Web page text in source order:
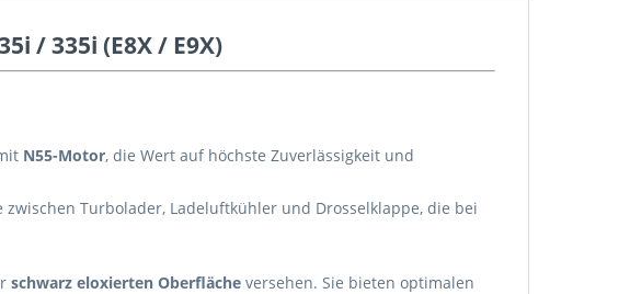
/ 335i (E8X / E9X)
N55-Motor, die Wert auf höchste Zuverlässigkeit und
Turbolader, Ladeluftkühler und Drosselklappe, die bei
schwarz eloxierten Oberfläche versehen. Sie bieten optimalen